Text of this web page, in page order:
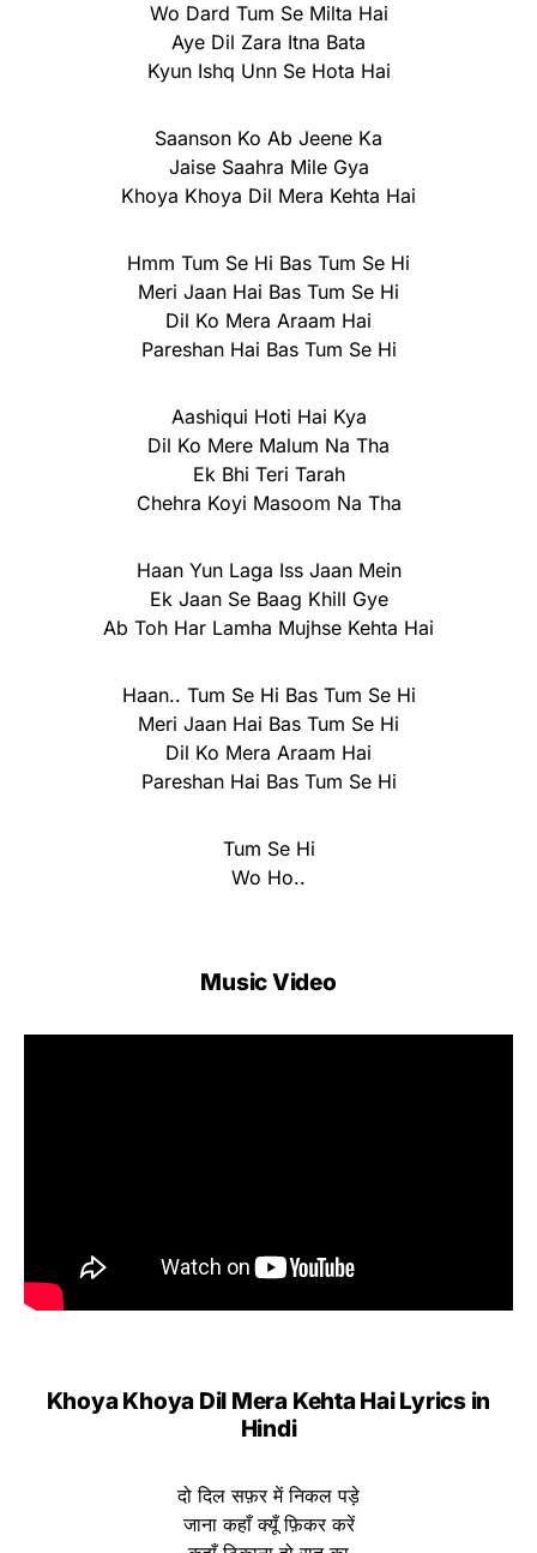
Wo Dard Tum Se Milta Hai
Aye Dil Zara Itna Bata
Kyun Ishq Unn Se Hota Hai
Saanson Ko Ab Jeene Ka
Jaise Saahra Mile Gya
Khoya Khoya Dil Mera Kehta Hai
Hmm Tum Se Hi Bas Tum Se Hi
Meri Jaan Hai Bas Tum Se Hi
Dil Ko Mera Araam Hai
Pareshan Hai Bas Tum Se Hi
Aashiqui Hoti Hai Kya
Dil Ko Mere Malum Na Tha
Ek Bhi Teri Tarah
Chehra Koyi Masoom Na Tha
Haan Yun Laga Iss Jaan Mein
Ek Jaan Se Baag Khill Gye
Ab Toh Har Lamha Mujhse Kehta Hai
Haan.. Tum Se Hi Bas Tum Se Hi
Meri Jaan Hai Bas Tum Se Hi
Dil Ko Mera Araam Hai
Pareshan Hai Bas Tum Se Hi
Tum Se Hi
Wo Ho..
Music Video
Khoya Khoya Dil Mera Kehta Hai Lyrics in
Hindi
दो दिल सफ़र में निकल पड़े
जाना कहाँ क्यूँ फ़िकर करें